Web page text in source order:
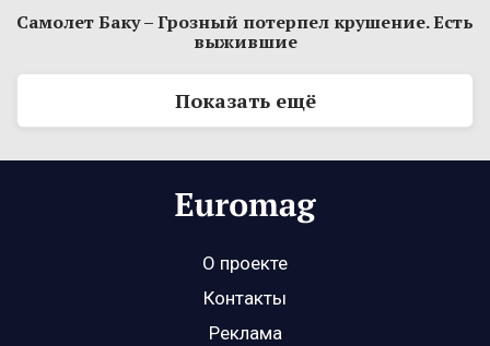
Самолет Баку – Грозный потерпел крушение. Есть
выжившие
Показать ещё
О проекте
Контакты
Реклама